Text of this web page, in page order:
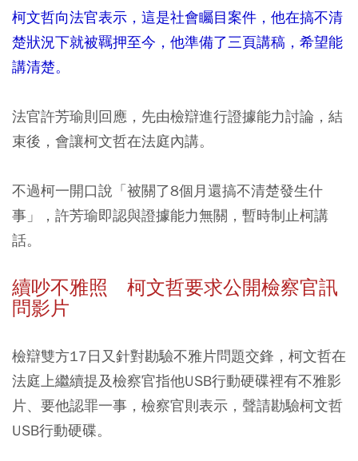
柯文哲向法官表示，這是社會矚目案件，他在搞不清
楚狀況下就被羈押至今，他準備了三頁講稿，希望能
講清楚。
法官許芳瑜則回應，先由檢辯進行證據能力討論，結
束後，會讓柯文哲在法庭內講。
不過柯一開口說「被關了8個月還搞不清楚發生什
事」，許芳瑜即認與證據能力無關，暫時制止柯講
話。
續吵不雅照 柯文哲要求公開檢察官訊
問影片
檢辯雙方17日又針對勘驗不雅片問題交鋒，柯文哲在
法庭上繼續提及檢察官指他USB行動硬碟裡有不雅影
片、要他認罪一事，檢察官則表示，聲請勘驗柯文哲
USB行動硬碟。